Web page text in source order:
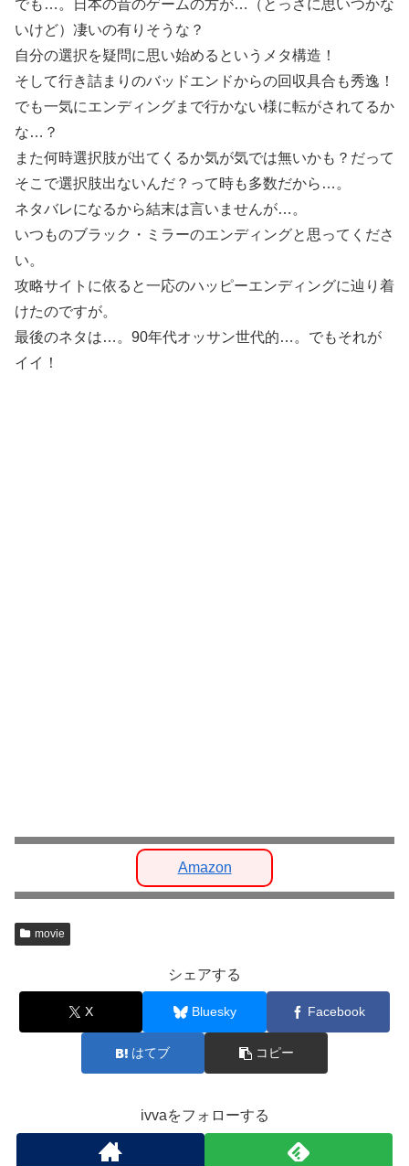
でも…。日本の昔のゲームの方が…（とっさに思いつかな
いけど）凄いの有りそうな？
自分の選択を疑問に思い始めるというメタ構造！
そして行き詰まりのバッドエンドからの回収具合も秀逸！
でも一気にエンディングまで行かない様に転がされてるか
な…？
また何時選択肢が出てくるか気が気では無いかも？だって
そこで選択肢出ないんだ？って時も多数だから…。
ネタバレになるから結末は言いませんが…。
いつものブラック・ミラーのエンディングと思ってくださ
い。
攻略サイトに依ると一応のハッピーエンディングに辿り着
けたのですが。
最後のネタは…。90年代オッサン世代的…。でもそれが
イイ！
Amazon
movie
シェアする
X Bluesky Facebook
はてブ コピー
ivvaをフォローする